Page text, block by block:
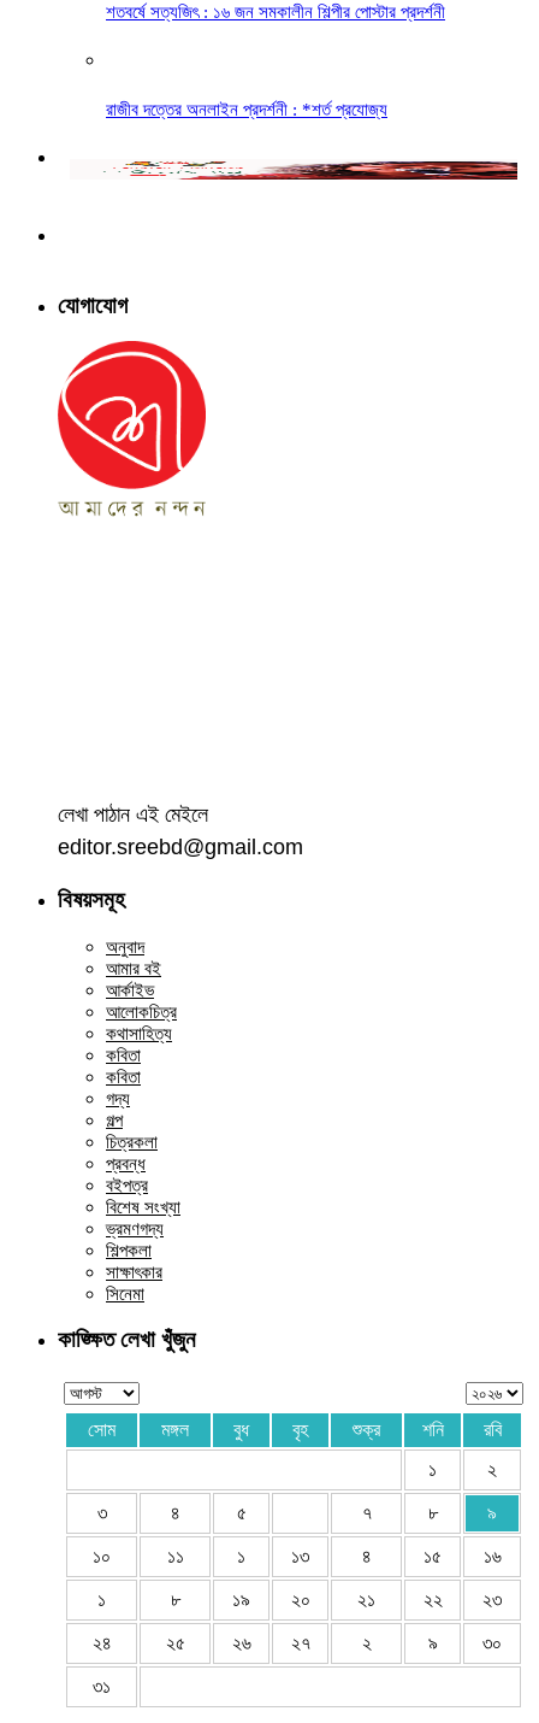
শতবর্ষে সত্যজিৎ : ১৬ জন সমকালীন শিল্পীর পোস্টার প্রদর্শনী
রাজীব দত্তের অনলাইন প্রদর্শনী : *শর্ত প্রযোজ্য
যোগাযোগ
লেখা পাঠান এই মেইলে
editor.sreebd@gmail.com
বিষয়সমূহ
অনুবাদ
আমার বই
আর্কাইভ
আলোকচিত্র
কথাসাহিত্য
কবিতা
কবিতা
গদ্য
গল্প
চিত্রকলা
প্রবন্ধ
বইপত্র
বিশেষ সংখ্যা
ভ্রমণগদ্য
শিল্পকলা
সাক্ষাৎকার
সিনেমা
কাঙ্ক্ষিত লেখা খুঁজুন
সোম মঙ্গল বুধ বৃহ শুক্র শনি
রবি
১
২
৩ ৪ ৫ ৭ ৮ ৯
১০ ১১ ১ ১৩ ৪ ১৫ ১৬
১ ৮ ১৯ ২০ ২১ ২২ ২৩
২৪ ২৫ ২৬ ২৭ ২ ৯ ৩০
৩১